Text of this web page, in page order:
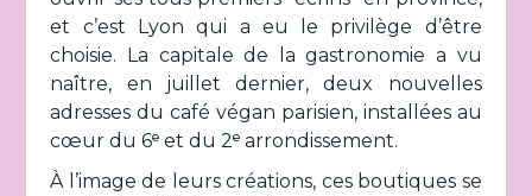
et c’est Lyon qui a eu le privilège d’être
choisie. La capitale de la gastronomie a vu
naître, en juillet dernier, deux nouvelles
adresses du café végan parisien, installées au
cœur du 6ᵉ et du 2ᵉ arrondissement.
À l’image de leurs créations, ces boutiques se